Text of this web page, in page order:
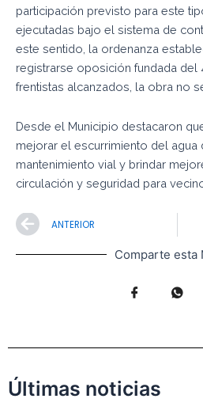
participación previsto para este
ejecutadas bajo el sistema de
este sentido, la ordenanza
registrarse oposición fundada del
frentistas alcanzados, la obra no
Desde el Municipio destacaron
mejorar el escurrimiento del agua
mantenimiento vial y brindar
circulación y seguridad para
Prev
ANTERIOR
Comparte esta
Últimas noticias